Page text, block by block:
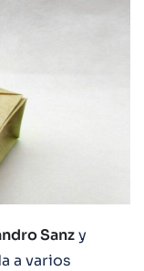
Sanzy
a varios